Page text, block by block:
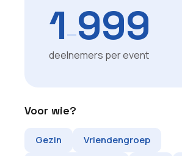
1—999
deelnemers per event
Voor wie?
Gezin
Vriendengroep